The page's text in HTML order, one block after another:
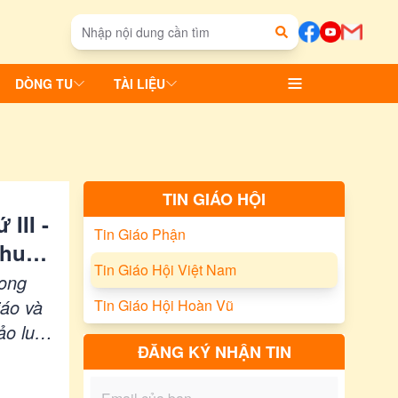
DÒNG TU TÀI LIỆU
III -
và
luận
TIN GIÁO HỘI
Tin Giáo Phận
Tin Giáo Hội Việt Nam
Tin Giáo Hội Hoàn Vũ
ĐĂNG KÝ NHẬN TIN